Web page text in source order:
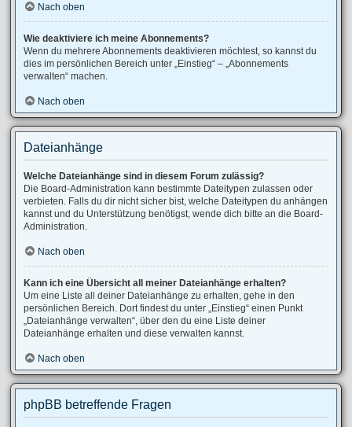
Nach oben
Wie deaktiviere ich meine Abonnements?
Wenn du mehrere Abonnements deaktivieren möchtest, so kannst du
dies im persönlichen Bereich unter „Einstieg“ – „Abonnements
verwalten“ machen.
Nach oben
Dateianhänge
Welche Dateianhänge sind in diesem Forum zulässig?
Die Board-Administration kann bestimmte Dateitypen zulassen oder
verbieten. Falls du dir nicht sicher bist, welche Dateitypen du anhängen
kannst und du Unterstützung benötigst, wende dich bitte an die Board-
Administration.
Nach oben
Kann ich eine Übersicht all meiner Dateianhänge erhalten?
Um eine Liste all deiner Dateianhänge zu erhalten, gehe in den
persönlichen Bereich. Dort findest du unter „Einstieg“ einen Punkt
„Dateianhänge verwalten“, über den du eine Liste deiner
Dateianhänge erhalten und diese verwalten kannst.
Nach oben
phpBB betreffende Fragen